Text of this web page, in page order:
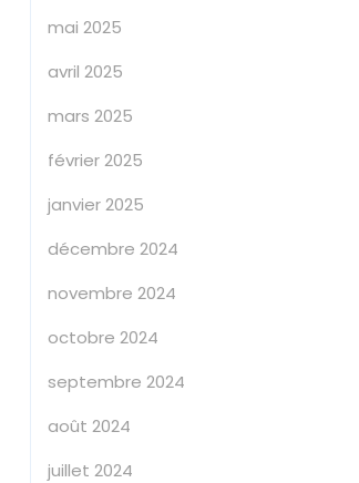
mai 2025
avril 2025
mars 2025
février 2025
janvier 2025
décembre 2024
novembre 2024
octobre 2024
septembre 2024
août 2024
juillet 2024